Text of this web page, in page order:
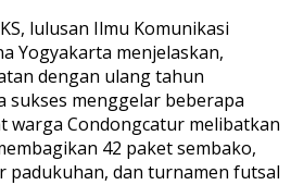
lulusan Ilmu Komunikasi
Yogyakarta menjelaskan,
dengan ulang tahun
sukses menggelar beberapa
warga Condongcatur melibatkan
42 paket sembako,
padukuhan, dan turnamen futsal